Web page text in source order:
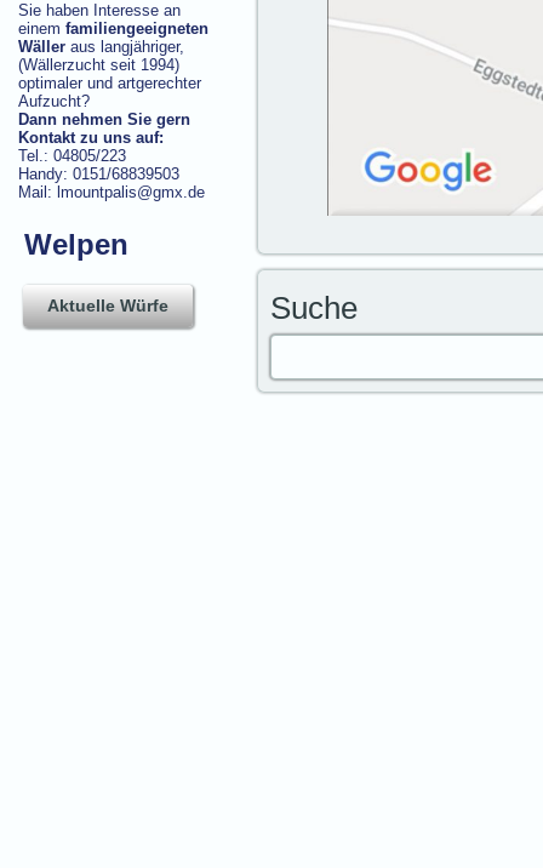
Sie haben Interesse an
einem familiengeeigneten
Wäller aus langjähriger,
(Wällerzucht seit 1994)
optimaler und artgerechter
Aufzucht?
Dann nehmen Sie gern
Kontakt zu uns auf:
Tel.: 04805/223
Handy: 0151/68839503
Mail: lmountpalis@gmx.de
Welpen
Aktuelle Würfe Suche